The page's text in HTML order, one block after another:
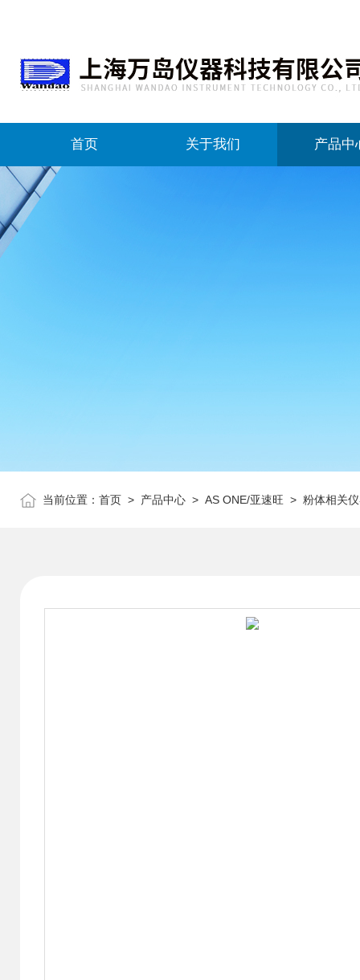
首页 关于我们 产品中
当前位置： 首页 > 产品中心 > AS ONE/亚速旺 > 粉体相关